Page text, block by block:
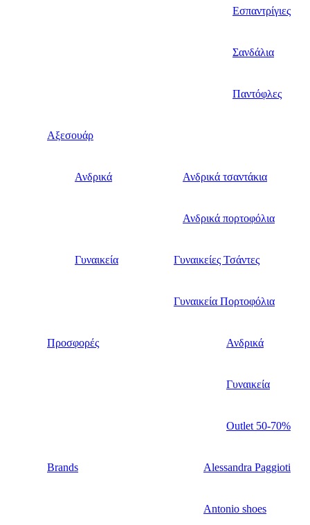
Εσπαντρίγιες
Σανδάλια
Παντόφλες
Αξεσουάρ
Ανδρικά Ανδρικά τσαντάκια
Ανδρικά πορτοφόλια
Γυναικεία Γυναικείες Τσάντες
Γυναικεία Πορτοφόλια
Προσφορές Ανδρικά
Γυναικεία
Outlet 50-70%
Brands Alessandra Paggioti
Antonio shoes